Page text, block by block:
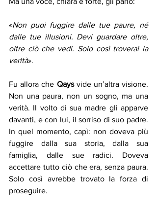
«Non puoi fuggire dalle tue paure, né
dalle tue illusioni. Devi guardare oltre,
oltre ciò che vedi. Solo così troverai la
verità».
Fu allora che Qays vide un’altra visione.
Non una paura, non un sogno, ma una
verità. Il volto di sua madre gli apparve
davanti, e con lui, il sorriso di suo padre.
In quel momento, capì: non doveva più
fuggire dalla sua storia, dalla sua
famiglia, dalle sue radici. Doveva
accettare tutto ciò che era, senza paura.
Solo così avrebbe trovato la forza di
proseguire.